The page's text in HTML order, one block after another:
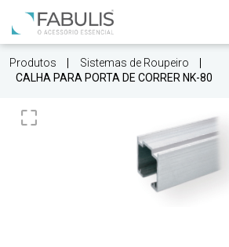
Produtos
Sistemas de Roupeiro
CALHA PARA PORTA DE CORRER NK-80